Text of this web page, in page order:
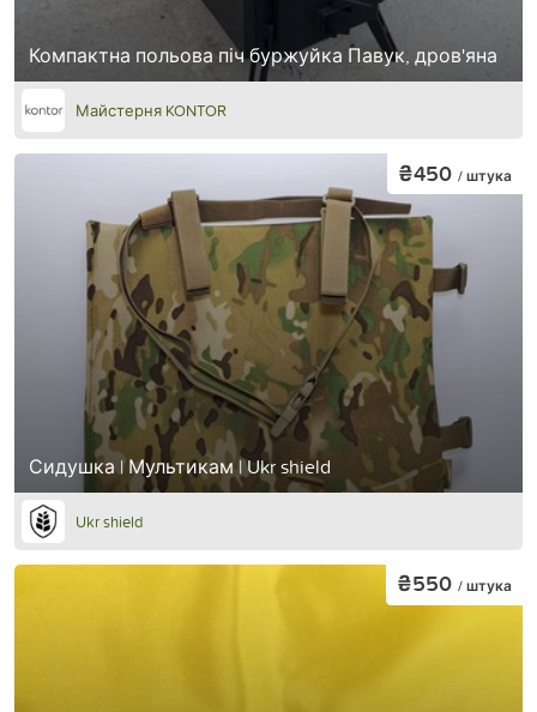
Компактна польова піч буржуйка Павук, дров'яна
Майстерня KONTOR
Сидушка | Мультикам | Ukr shield
₴450 / штука
Ukr shield
₴550 / штука